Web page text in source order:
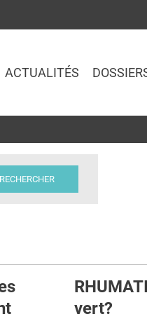
ACTUALITÉS
vert?